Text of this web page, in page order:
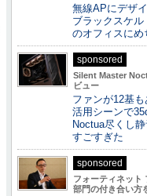
無線APにデザ
ブラックスケル
のオフィスにめ
sponsored
Silent Master
ビュー
ファンが12基
活用シーンで
Noctua尽くし
すごすぎた
sponsored
フォーティネット
部門の付き合い方